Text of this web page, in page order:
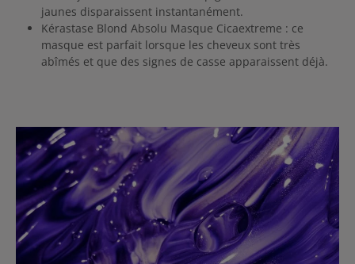
jaunes disparaissent instantanément.
Kérastase Blond Absolu Masque Cicaextreme : ce
masque est parfait lorsque les cheveux sont très
abîmés et que des signes de casse apparaissent déjà.